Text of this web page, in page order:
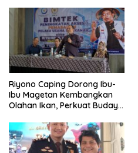
Riyono Caping Dorong Ibu-
Ibu Magetan Kembangkan
Olahan Ikan, Perkuat Budaya